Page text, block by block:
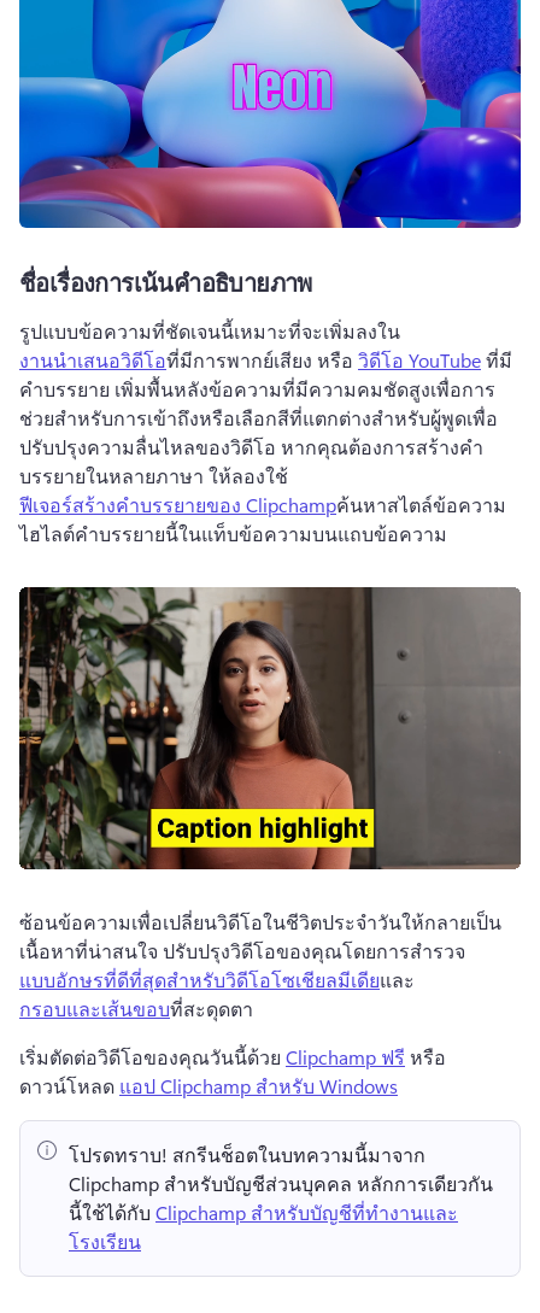
ชื่อเรื่องการเน้นคําอธิบายภาพ
รูปแบบข้อความที่ชัดเจนนี้เหมาะที่จะเพิ่มลงใน
งานนำเสนอวิดีโอที่มีการพากย์เสียง หรือ วิดีโอ YouTube ที่มี
คำบรรยาย เพิ่มพื้นหลังข้อความที่มีความคมชัดสูงเพื่อการ
ช่วยสำหรับการเข้าถึงหรือเลือกสีที่แตกต่างสำหรับผู้พูดเพื่อ
ปรับปรุงความลื่นไหลของวิดีโอ หากคุณต้องการสร้างคำ
บรรยายในหลายภาษา ให้ลองใช้
ฟีเจอร์สร้างคำบรรยายของ Clipchampค้นหาสไตล์ข้อความ
ไฮไลต์คำบรรยายนี้ในแท็บข้อความบนแถบข้อความ
ซ้อนข้อความเพื่อเปลี่ยนวิดีโอในชีวิตประจำวันให้กลายเป็น
เนื้อหาที่น่าสนใจ ปรับปรุงวิดีโอของคุณโดยการสำรวจ
แบบอักษรที่ดีที่สุดสำหรับวิดีโอโซเชียลมีเดียและ
กรอบและเส้นขอบที่สะดุดตา
เริ่มตัดต่อวิดีโอของคุณวันนี้ด้วย Clipchamp ฟรี หรือ
ดาวน์โหลด แอป Clipchamp สำหรับ Windows
โปรดทราบ! สกรีนช็อตในบทความนี้มาจาก
Clipchamp สำหรับบัญชีส่วนบุคคล หลักการเดียวกัน
นี้ใช้ได้กับ Clipchamp สำหรับบัญชีที่ทำงานและ
โรงเรียน